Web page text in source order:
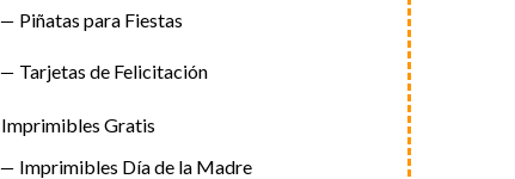
Piñatas para Fiestas
Tarjetas de Felicitación
Imprimibles Gratis
Imprimibles Día de la Madre